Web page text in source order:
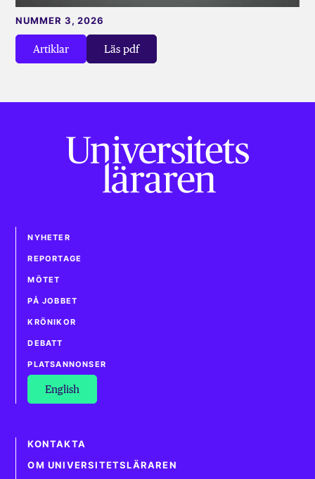
Artiklar Läs pdf
NUMMER 3, 2026
NYHETER
REPORTAGE
MÖTET
PÅ JOBBET
KRÖNIKOR
DEBATT
PLATSANNONSER
English
KONTAKTA
OM UNIVERSITETSLÄRAREN